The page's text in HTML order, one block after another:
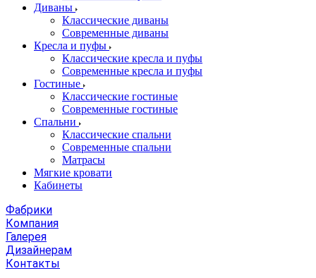
Диваны
Классические диваны
Современные диваны
Кресла и пуфы
Классические кресла и пуфы
Современные кресла и пуфы
Гостиные
Классические гостиные
Современные гостиные
Спальни
Классические спальни
Современные спальни
Матрасы
Мягкие кровати
Кабинеты
Фабрики
Компания
Галерея
Дизайнерам
Контакты